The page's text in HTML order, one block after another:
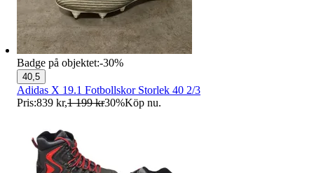
Badge på objektet:-30%
40,5
Adidas X 19.1 Fotbollskor Storlek 40 2/3
Pris:839 kr,1 199 kr30%Köp nu.